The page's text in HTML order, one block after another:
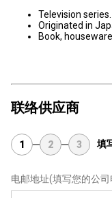
Television series.
Originated in
Book,
联络供应商
1 2 3 填
电邮地址(填写您的公